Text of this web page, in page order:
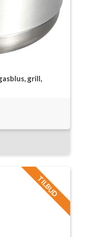
grill,
TILBUD